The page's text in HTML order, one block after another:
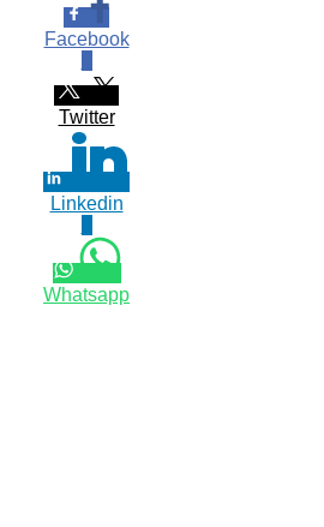
Facebook
Twitter
Linkedin
Whatsapp